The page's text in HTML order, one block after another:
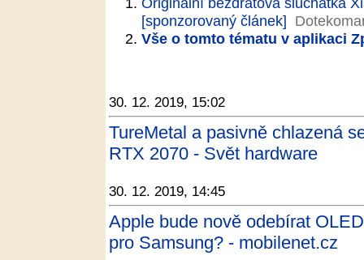
[sponzorovaný článek]
Vše o tomto tématu v aplikaci
30. 12. 2019, 15:02
TureMetal a pasivně chlazená
RTX 2070 - Svět hardware
30. 12. 2019, 14:45
Apple bude nově odebírat
pro Samsung? - mobilenet.cz